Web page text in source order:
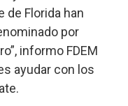
de Florida han
por
informo FDEM
ayudar con los